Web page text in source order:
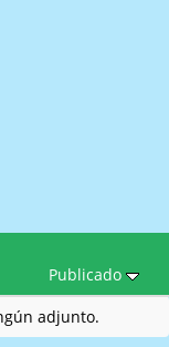
Publicado
adjunto.